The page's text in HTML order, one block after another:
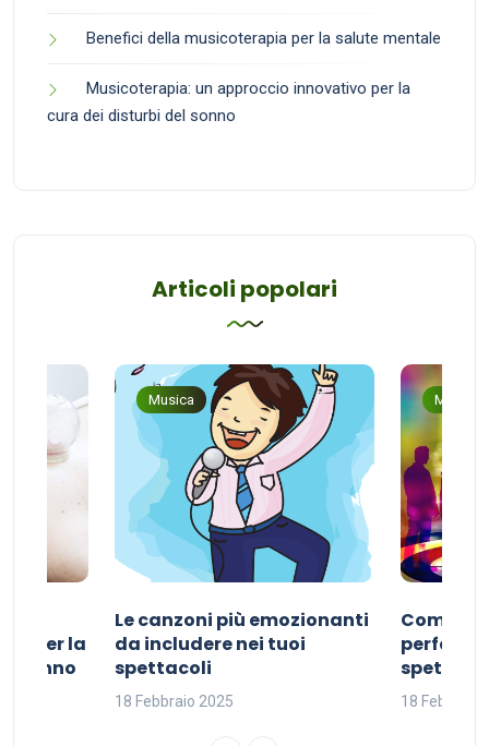
Benefici della musicoterapia per la salute mentale
Musicoterapia: un approccio innovativo per la
cura dei disturbi del sonno
Articoli popolari
per la
sonno
Musica
Le canzoni più emozionanti
da includere nei tuoi
spettacoli
18 Febbraio 2025
Musica
Come
perfetta
18 Febbraio